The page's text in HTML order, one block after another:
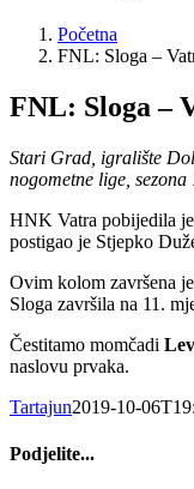
Početna
FNL: Sloga –
FNL: Sloga –
Stari Grad, igralište
nogometne lige, sezona
HNK Vatra pobijedila
postigao je Stjepko
Ovim kolom završena
Sloga završila na 11.
Čestitamo momčadi
naslovu prvaka.
Tartajun2019-10-
Podjelite...